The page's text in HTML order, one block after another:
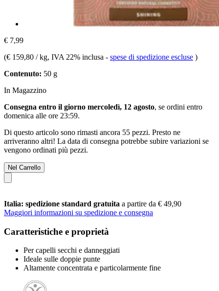
€ 7,99
(€ 159,80 / kg, IVA 22% inclusa - spese di spedizione escluse )
Contenuto: 50 g
In Magazzino
Consegna entro il giorno mercoledì, 12 agosto, se ordini entro
domenica alle ore 23:59.
Di questo articolo sono rimasti ancora 55 pezzi. Presto ne
arriveranno altri! La data di consegna potrebbe subire variazioni se
vengono ordinati più pezzi.
Nel Carrello
Italia: spedizione standard gratuita a partire da € 49,90
Maggiori informazioni su spedizione e consegna
Caratteristiche e proprietà
Per capelli secchi e danneggiati
Ideale sulle doppie punte
Altamente concentrata e particolarmente fine